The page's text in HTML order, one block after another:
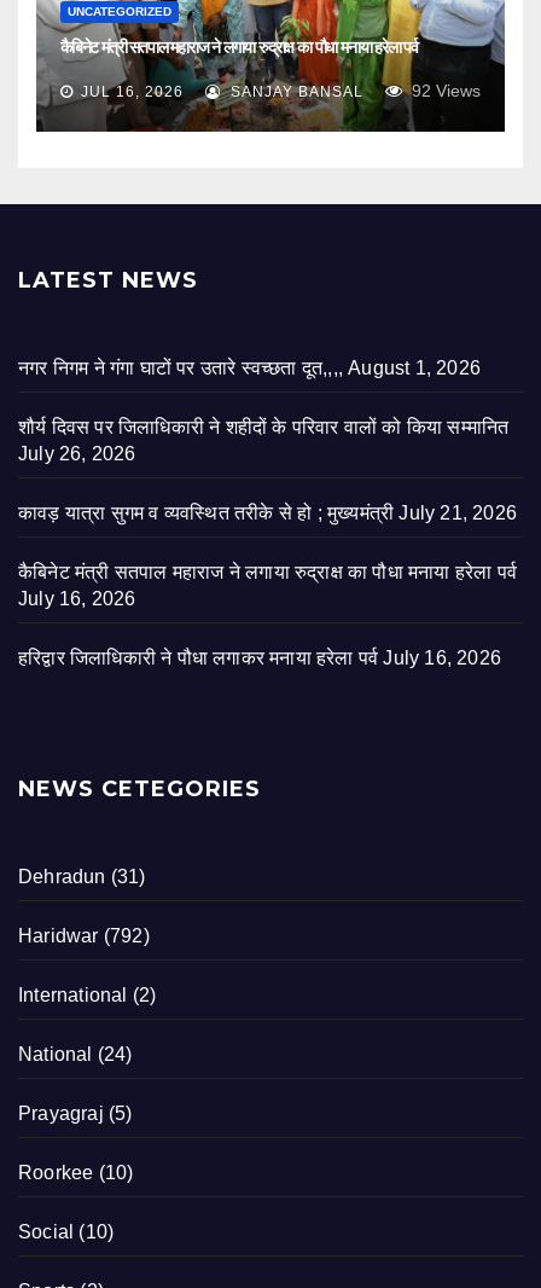
UNCATEGORIZED
कैबिनेट मंत्री सतपाल महाराज ने लगाया रुद्राक्ष का पौधा मनाया हरेला पर्व
JUL 16, 2026 SANJAY BANSAL 92 Views
LATEST NEWS
नगर निगम ने गंगा घाटों पर उतारे स्वच्छता दूत,,,, August 1, 2026
शौर्य दिवस पर जिलाधिकारी ने शहीदों के परिवार वालों को किया सम्मानित
July 26, 2026
कावड़ यात्रा सुगम व व्यवस्थित तरीके से हो ; मुख्यमंत्री July 21, 2026
कैबिनेट मंत्री सतपाल महाराज ने लगाया रुद्राक्ष का पौधा मनाया हरेला पर्व
July 16, 2026
हरिद्वार जिलाधिकारी ने पौधा लगाकर मनाया हरेला पर्व July 16, 2026
NEWS CETEGORIES
Dehradun (31)
Haridwar (792)
International (2)
National (24)
Prayagraj (5)
Roorkee (10)
Social (10)